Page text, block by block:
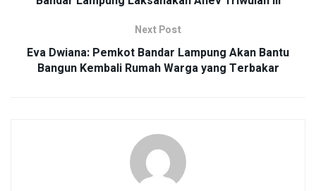
Next Post
Eva Dwiana: Pemkot Bandar Lampung Akan Bantu
Bangun Kembali Rumah Warga yang Terbakar